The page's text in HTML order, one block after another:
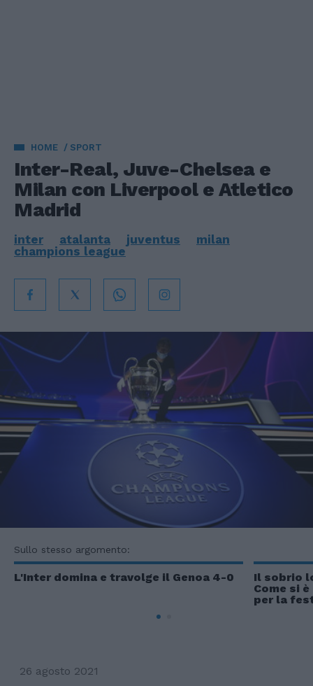
HOME SPORT
Inter-Real, Juve-Chelsea e
Milan con Liverpool e Atletico
Madrid
inter atalanta juventus
milan
champions league
Sullo stesso argomento:
L'Inter domina e travolge il Genoa 4-0
Il sobrio
Come si
per la
26 agosto 2021